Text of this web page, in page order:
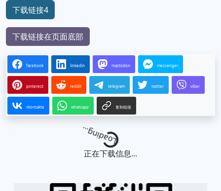
下载链接4
下载链接在页面底部
facebook linkedin mastodon messenger
pinterest reddit telegram twitter viber
vkontakte whatsapp 复制链接
Loading...
正在下载信息...